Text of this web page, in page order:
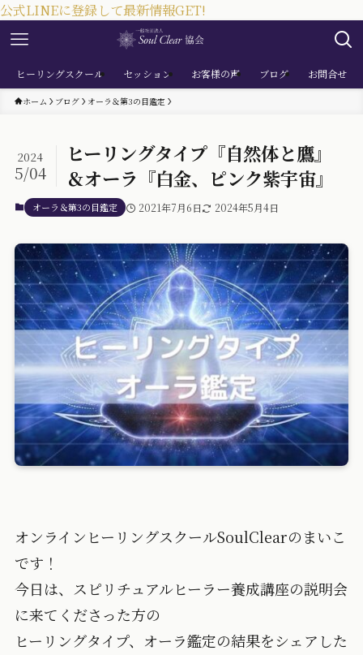
公式LINEに登録して最新情報GET!
ヒーリングスクール セッション お客様の声 ブログ お問合せ
ホーム ブログ オーラ＆第3の目鑑定
ヒーリングタイプ『自然体と鷹』
＆オーラ『白金、ピンク紫宇宙』
2024
5/04
オーラ＆第3の目鑑定 2021年7月6日 2024年5月4日
オンラインヒーリングスクールSoulClearのまいこ
です！
今日は、スピリチュアルヒーラー養成講座の説明会
に来てくださった方の
ヒーリングタイプ、オーラ鑑定の結果をシェアした